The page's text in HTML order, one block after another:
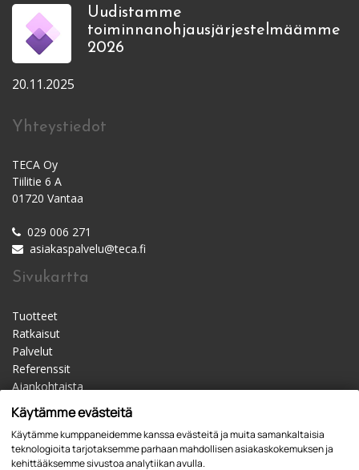
Uudistamme
toiminnanohjausjärjestelmäämme
2026
20.11.2025
Yhteystiedot
TECA Oy
Tiilitie 6 A
01720 Vantaa
029 006 271
asiakaspalvelu@teca.fi
Sivukartta
Tuotteet
Ratkaisut
Palvelut
Referenssit
Ajankohtaista
Materiaalipankki
Yhteystiedot
Jälleenmyyjät
Käytämme evästeitä
Käytämme kumppaneidemme kanssa evästeitä ja muita samankaltaisia
teknologioita tarjotaksemme parhaan mahdollisen asiakaskokemuksen ja
kehittääksemme sivustoa analytiikan avulla.